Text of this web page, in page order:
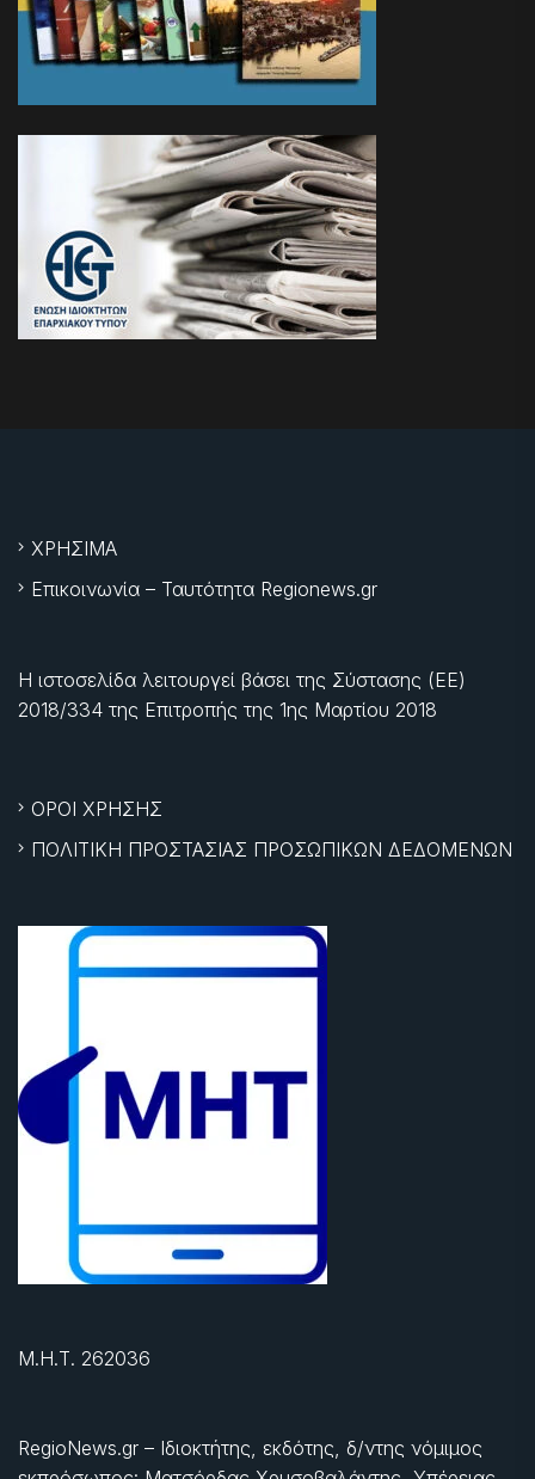
ΧΡΗΣΙΜΑ
Επικοινωνία – Ταυτότητα Regionews.gr
Η ιστοσελίδα λειτουργεί βάσει της Σύστασης (ΕΕ)
2018/334 της Επιτροπής της 1ης Μαρτίου 2018
ΟΡΟΙ ΧΡΗΣΗΣ
ΠΟΛΙΤΙΚΗ ΠΡΟΣΤΑΣΙΑΣ ΠΡΟΣΩΠΙΚΩΝ ΔΕΔΟΜΕΝΩΝ
Μ.Η.Τ. 262036
RegioNews.gr – Ιδιοκτήτης, εκδότης, δ/ντης νόμιμος